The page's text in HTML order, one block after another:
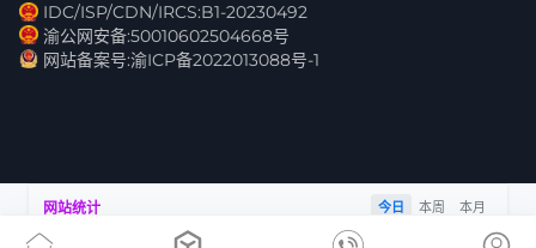
IDC/ISP/CDN/IRCS:B1-20230492
渝公网安备:50010602504668号
网站备案号:渝ICP备2022013088号-1
网站统计 今日 本周
本月
访客
IP数 总访问量